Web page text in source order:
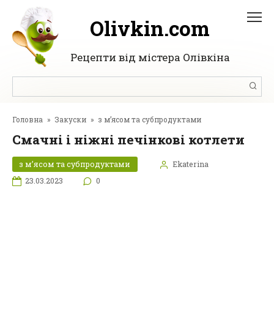
Перейти
вмісту
Olivkin.com
Рецепти від містера Олівкіна
Головна » Закуски » з м’ясом та субпродуктами
Смачні і ніжні печінкові котлети
з м’ясом та субпродуктами
Ekaterina
23.03.2023
0